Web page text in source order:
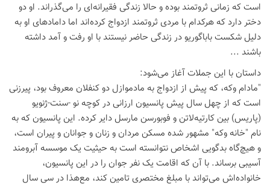
است که زمانی ثروتمند بوده و حالا زندگی فقیرانه‌ای را می‌گذراند. او دو
دختر دارد که هرکدام با مردی ثروتمند ازدواج کرده‌اند اما دامادهای او به
دلیل شکست باباگوریو در زندگی حاضر نیستند با او رفت و آمد داشته
باشند ...
داستان با این جملات آغاز می‌شود:
"مادام وکه، که پیش از ازدواج به مادموازل دو کنفلان معروف بود، پیرزنی
است که از چهل سال پیش پانسیون ارزانی در کوچه نو -سنت-ژنویو
(پاریس) بین کارتیه‌لاتن و فوبورسن مارسل دایر کرده. این پانسیون که به
نام "خانه وکه" مشهور شده مسکن مردان و زنان و جوانان و پیران است،
و هیچ‌گاه بدگویی اشخاص نتوانسته است به حیثیت یک موسسه آبرومند
آسیبی برساند. با آن که اقامت یک نفر جوان را در این پانسیون،
خانواده‌اش می‌تواند با مبلغ مختصری تامین کند، مع‌هذا در سی سال